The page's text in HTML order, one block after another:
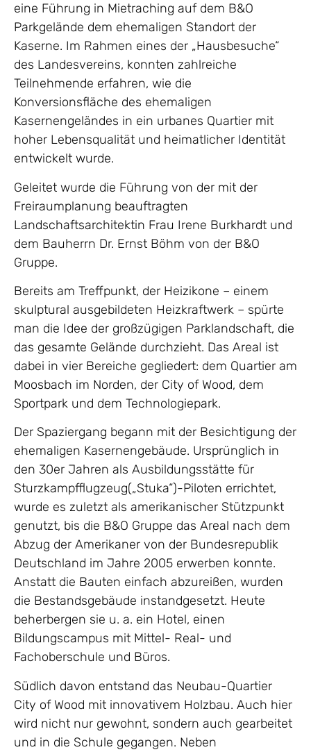
eine Führung in Mietraching auf dem B&O
Parkgelände dem ehemaligen Standort der
Kaserne. Im Rahmen eines der „Hausbesuche“
des Landesvereins, konnten zahlreiche
Teilnehmende erfahren, wie die
Konversionsfläche des ehemaligen
Kasernengeländes in ein urbanes Quartier mit
hoher Lebensqualität und heimatlicher Identität
entwickelt wurde.
Geleitet wurde die Führung von der mit der
Freiraumplanung beauftragten
Landschaftsarchitektin Frau Irene Burkhardt und
dem Bauherrn Dr. Ernst Böhm von der B&O
Gruppe.
Bereits am Treffpunkt, der Heizikone – einem
skulptural ausgebildeten Heizkraftwerk – spürte
man die Idee der großzügigen Parklandschaft, die
das gesamte Gelände durchzieht. Das Areal ist
dabei in vier Bereiche gegliedert: dem Quartier am
Moosbach im Norden, der City of Wood, dem
Sportpark und dem Technologiepark.
Der Spaziergang begann mit der Besichtigung der
ehemaligen Kasernengebäude. Ursprünglich in
den 30er Jahren als Ausbildungsstätte für
Sturzkampfflugzeug(„Stuka“)-Piloten errichtet,
wurde es zuletzt als amerikanischer Stützpunkt
genutzt, bis die B&O Gruppe das Areal nach dem
Abzug der Amerikaner von der Bundesrepublik
Deutschland im Jahre 2005 erwerben konnte.
Anstatt die Bauten einfach abzureißen, wurden
die Bestandsgebäude instandgesetzt. Heute
beherbergen sie u. a. ein Hotel, einen
Bildungscampus mit Mittel- Real- und
Fachoberschule und Büros.
Südlich davon entstand das Neubau-Quartier
City of Wood mit innovativem Holzbau. Auch hier
wird nicht nur gewohnt, sondern auch gearbeitet
und in die Schule gegangen. Neben